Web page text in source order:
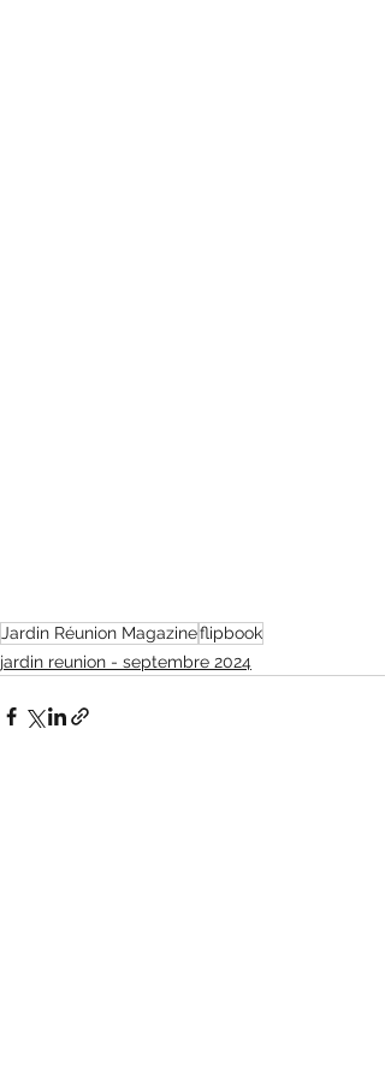
Jardin Réunion Magazineflipbook
jardin reunion - septembre 2024